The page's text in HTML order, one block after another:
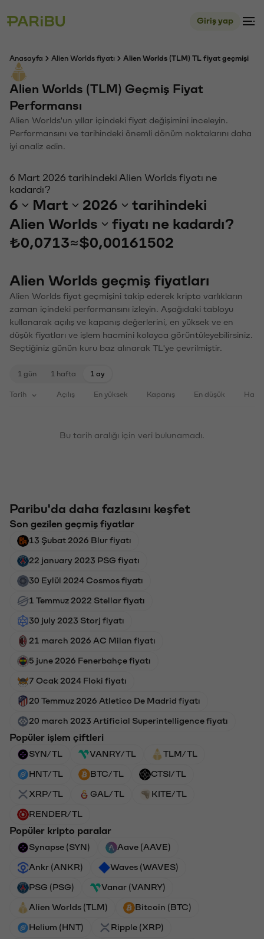
Giriş yap
Anasayfa Alien Worlds fiyatı Alien Worlds (TLM) TL fiyat geçmişi
Alien Worlds (TLM) Geçmiş Fiyat
Performansı
Alien Worlds'un yıllar içindeki fiyat değişimini inceleyin.
Performansını ve tarihindeki önemli dönüm noktalarını daha
iyi analiz edin.
6 Mart 2026 tarihindeki Alien Worlds fiyatı ne
kadardı?
6 Mart 2026
tarihindeki
Alien Worlds
fiyatı ne kadardı?
₺0,0713≈$0,00161502
Alien Worlds geçmiş fiyatları
Alien Worlds fiyat geçmişini takip ederek kripto varlıkların
zaman içindeki performansını izleyin. Aşağıdaki tabloyu
kullanarak açılış ve kapanış değerlerini, en yüksek ve en
düşük fiyatları ve işlem hacmini kolayca görüntüleyebilirsiniz.
Seçtiğiniz günün kuru baz alınarak TL'ye çevrilmiştir.
1 gün 1 hafta 1 ay
Tarih Açılış En yüksek Kapanış En düşük
Bu tarih aralığı için veri bulunamadı.
Paribu'da daha fazlasını keşfet
Son gezilen geçmiş fiyatlar
13 Şubat 2026 Blur fiyatı
22 january 2023 PSG fiyatı
30 Eylül 2024 Cosmos fiyatı
1 Temmuz 2022 Stellar fiyatı
30 july 2023 Storj fiyatı
21 march 2026 AC Milan fiyatı
5 june 2026 Fenerbahçe fiyatı
7 Ocak 2024 Floki fiyatı
20 Temmuz 2026 Atletico De Madrid fiyatı
20 march 2023 Artificial Superintelligence fiyatı
Popüler işlem çiftleri
SYN/TL VANRY/TL TLM/TL
HNT/TL BTC/TL CTSI/TL
XRP/TL GAL/TL KITE/TL
RENDER/TL
Popüler kripto paralar
Synapse (SYN) Aave (AAVE)
Ankr (ANKR) Waves (WAVES)
PSG (PSG) Vanar (VANRY)
Alien Worlds (TLM) Bitcoin (BTC)
Helium (HNT) Ripple (XRP)